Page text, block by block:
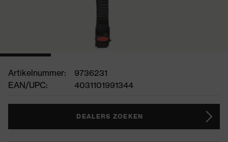
Artikelnummer:
9736231
EAN/UPC:
4031101991344
DEALERS ZOEKEN